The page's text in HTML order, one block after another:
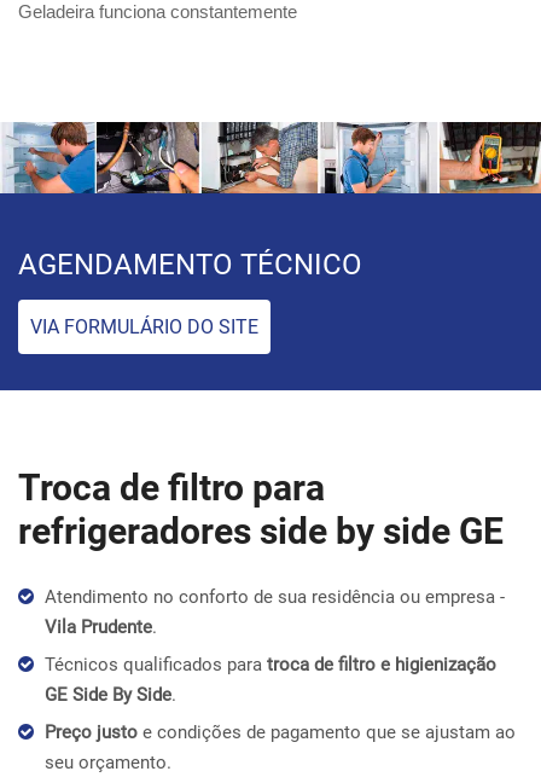
Geladeira funciona constantemente
AGENDAMENTO TÉCNICO
VIA FORMULÁRIO DO SITE
Troca de filtro para
refrigeradores side by side GE
Atendimento no conforto de sua residência ou empresa -
Vila Prudente.
Técnicos qualificados para troca de filtro e higienização
GE Side By Side.
Preço justo e condições de pagamento que se ajustam ao
seu orçamento.